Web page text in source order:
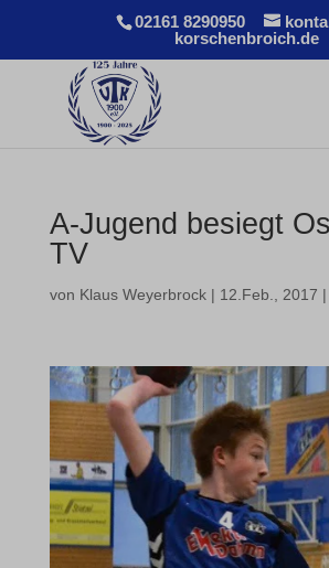
02161 8290950
korschenbroich.de
A-Jugend besiegt
TV
von Klaus Weyerbrock| 12.Feb., 2017 |